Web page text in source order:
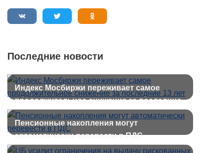
Последние новости
Индекс Мосбиржи переживает самое
продолжительное снижение за последние
13 лет
Пенсионные накопления могут
автоматически перевести в ПДС